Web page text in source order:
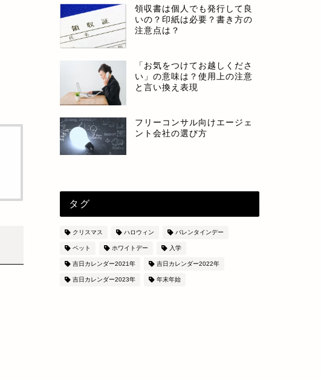
領収書は個人でも発行して良
いの？印紙は必要？書き方の
注意点は？
「お気をつけてお越しくださ
い」の意味は？使用上の注意
と言い換え表現
フリーコンサル向けエージェ
ント会社の選び方
タグ
クリスマス ハロウィン バレンタインデー
ペット ホワイトデー 入学
吉日カレンダー2021年 吉日カレンダー2022年
吉日カレンダー2023年 年末年始